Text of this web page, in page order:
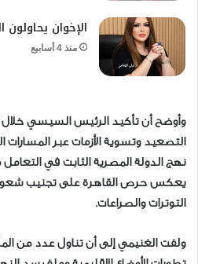
الإخوان
منذ 4 أسابيع
وأوضح أن تأكيد الرئيس السيسي خلال
التصعيد وتسوية الأزمات عبر
نهج الدولة المصرية الثابت في
يعكس حرص القاهرة على تجنيب
التوترات والصراعات.
ولفت الغنيمي إلى أن تناول عدد من